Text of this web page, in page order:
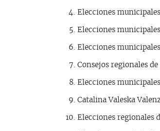
Elecciones
Elecciones
Elecciones
Consejos regionales
Elecciones
Catalina Valeska
Elecciones regionales